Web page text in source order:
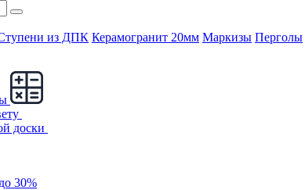
из ДПК Керамогранит 20мм Маркизы Перголы
доски
30%